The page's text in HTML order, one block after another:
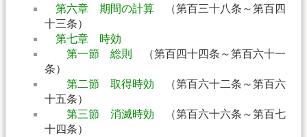
第六章 期間の計算 （第百三十八条～第百四
十三条）
第七章 時効
第一節 総則
（第百四十四条～第百六十一
条）
第二節 取得時効 （第百六十二条～第百六
十五条）
第三節 消滅時効 （第百六十六条～第百七
十四条）